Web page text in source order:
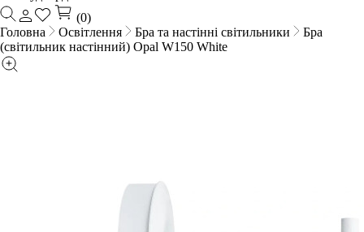
(0)
Головна
Освітлення Бра та настінні світильники
Бра
(світильник настінний) Opal W150 White